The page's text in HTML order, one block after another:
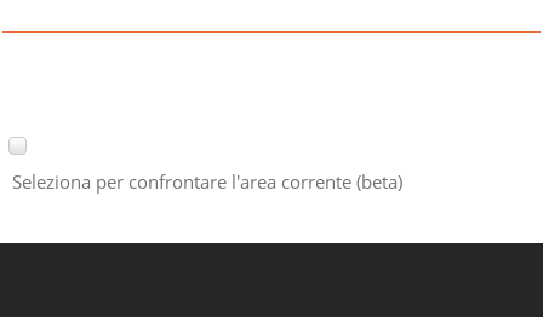
Seleziona per confrontare l'area corrente (beta)